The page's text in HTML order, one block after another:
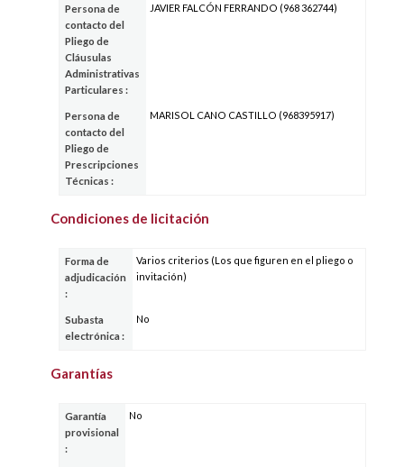
Persona de
contacto del
Pliego de
Cláusulas
Administrativas
Particulares :
JAVIER FALCÓN FERRANDO (968 362744)
Persona de
contacto del
Pliego de
Prescripciones
Técnicas :
MARISOL CANO CASTILLO (968395917)
Condiciones de licitación
Forma de
adjudicación
:
Varios criterios (Los que figuren en el pliego o
invitación)
Subasta
electrónica :
No
Garantías
Garantía
provisional
:
No